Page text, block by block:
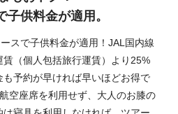
供料金が適用。
スで子供料金が適用！JAL国内線
（個人包括旅行運賃）より25%
予約が早ければ早いほどお得で
空座席を利用せず、大人のお膝の